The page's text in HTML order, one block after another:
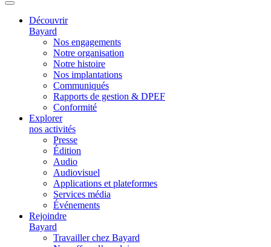
Découvrir
Bayard
Nos engagements
Notre organisation
Notre histoire
Nos implantations
Communiqués
Rapports de gestion & DPEF
Conformité
Explorer
nos activités
Presse
Édition
Audio
Audiovisuel
Applications et plateformes
Services média
Événements
Rejoindre
Bayard
Travailler chez Bayard